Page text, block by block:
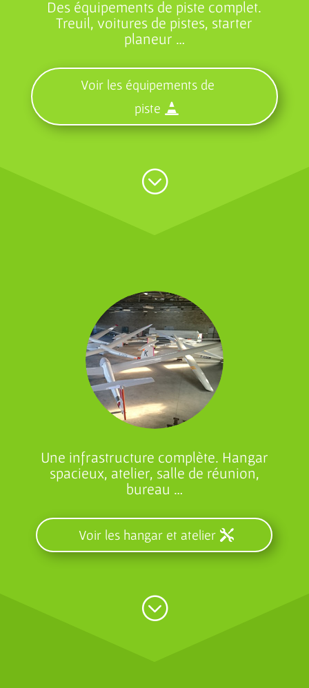
Des équipements de piste complet.
Treuil, voitures de pistes, starter
planeur …
Voir les équipements de
piste
;
Une infrastructure complète. Hangar
spacieux, atelier, salle de réunion,
bureau …
Voir les hangar et atelier
;